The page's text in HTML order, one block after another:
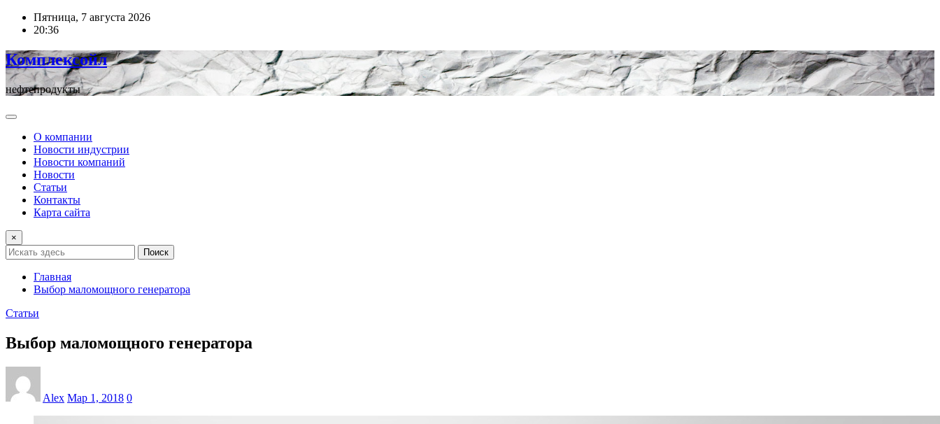
ПерейтиПятница, 7 августа 2026
20:36
Комплексойл
нефтепродукты
О компании
Новости индустрии
Новости компаний
Новости
Статьи
Контакты
Карта сайта
×
Поиск
Главная
Выбор маломощного генератора
Статьи
Выбор маломощного генератора
Alex Мар 1, 2018 0